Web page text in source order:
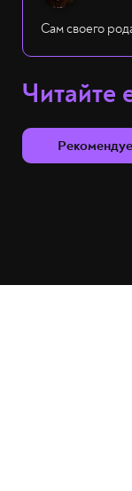
Сам своего
Читайте